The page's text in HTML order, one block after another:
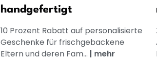
handgefertigt
10 Prozent Rabatt auf personalisierte
Geschenke für frischgebackene
Eltern und deren Fam... | mehr